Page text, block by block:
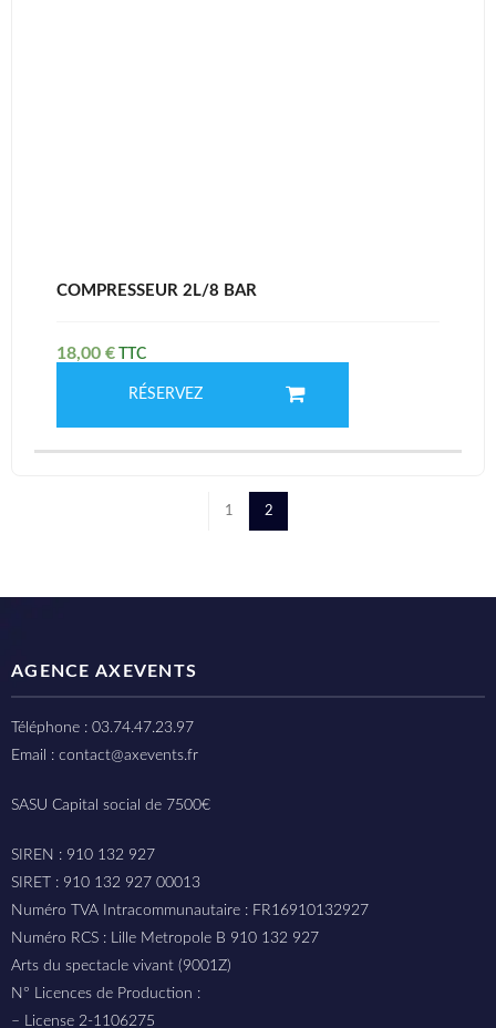
COMPRESSEUR 2L/8 BAR
18,00 €
RÉSERVEZ
1 2
AGENCE AXEVENTS
Téléphone : 03.74.47.23.97
Email : contact@axevents.fr
SASU Capital social de 7500€
SIREN : 910 132 927
SIRET : 910 132 927 00013
Numéro TVA Intracommunautaire : FR16910132927
Numéro RCS : Lille Metropole B 910 132 927
Arts du spectacle vivant (9001Z)
N° Licences de Production :
– License 2-1106275